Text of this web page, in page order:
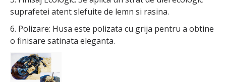
suprafetei atent slefuite de lemn si rasina.
6. Polizare: Husa este polizata cu grija pentru a obtine
o finisare satinata eleganta.